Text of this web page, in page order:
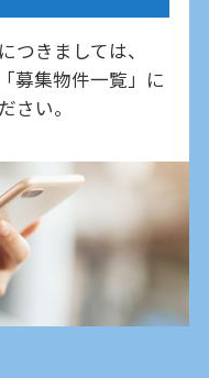
つきましては、
募集物件一覧」に
さい。